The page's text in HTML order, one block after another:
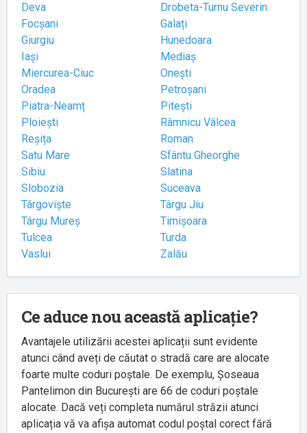
Deva
Drobeta-Turnu Severin
Focșani
Galați
Giurgiu
Hunedoara
Iași
Mediaș
Miercurea-Ciuc
Onești
Oradea
Petroșani
Piatra-Neamț
Pitești
Ploiești
Râmnicu Vâlcea
Reșița
Roman
Satu Mare
Sfântu Gheorghe
Sibiu
Slatina
Slobozia
Suceava
Târgoviște
Târgu Jiu
Târgu Mureș
Timișoara
Tulcea
Turda
Vaslui
Zalău
Ce aduce nou această aplicație?
Avantajele utilizării acestei aplicații sunt evidente
atunci când aveți de căutat o stradă care are alocate
foarte multe coduri poștale. De exemplu, Șoseaua
Pantelimon din București are 66 de coduri poștale
alocate. Dacă veți completa numărul străzii atunci
aplicația vă va afișa automat codul poștal corect fără